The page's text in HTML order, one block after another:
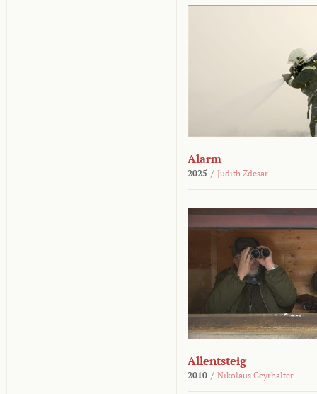
Alarm
2025 / Judith Zdesar
Allentsteig
2010 / Nikolaus Geyrhalter